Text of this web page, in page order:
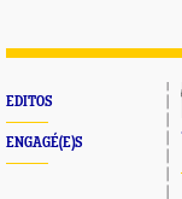
EDITOS
ENGAGÉ(E)S